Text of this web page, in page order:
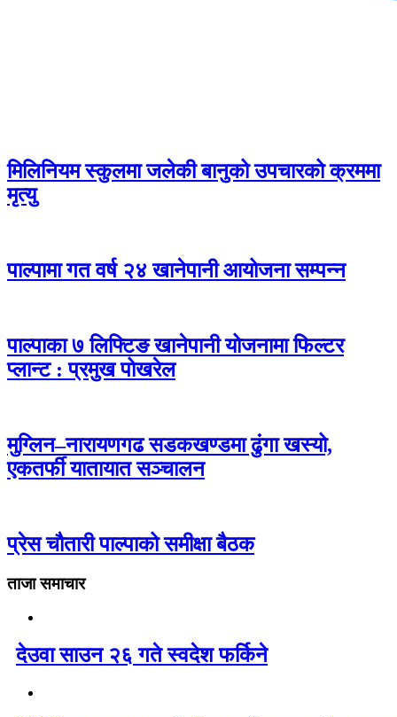
मिलिनियम स्कुलमा जलेकी बानुको उपचारको क्रममा
मृत्यु
पाल्पामा गत वर्ष २४ खानेपानी आयोजना सम्पन्न
पाल्पाका ७ लिफ्टिङ खानेपानी योजनामा फिल्टर
प्लान्ट : प्रमुख पोखरेल
मुग्लिन–नारायणगढ सडकखण्डमा ढुंगा खस्यो,
एकतर्फी यातायात सञ्चालन
प्रेस चौतारी पाल्पाको समीक्षा बैठक
ताजा समाचार
देउवा साउन २६ गते स्वदेश फर्किने